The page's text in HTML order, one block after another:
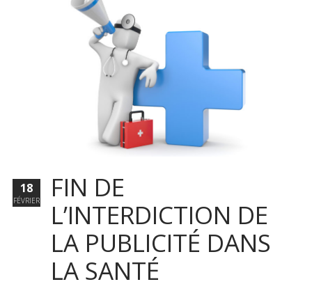
FIN DE
L’INTERDICTION DE
LA PUBLICITÉ DANS
LA SANTÉ
18
FÉVRIER